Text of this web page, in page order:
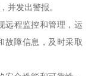
并发出警报。
远程监控和管理，运
故障信息，及时采取